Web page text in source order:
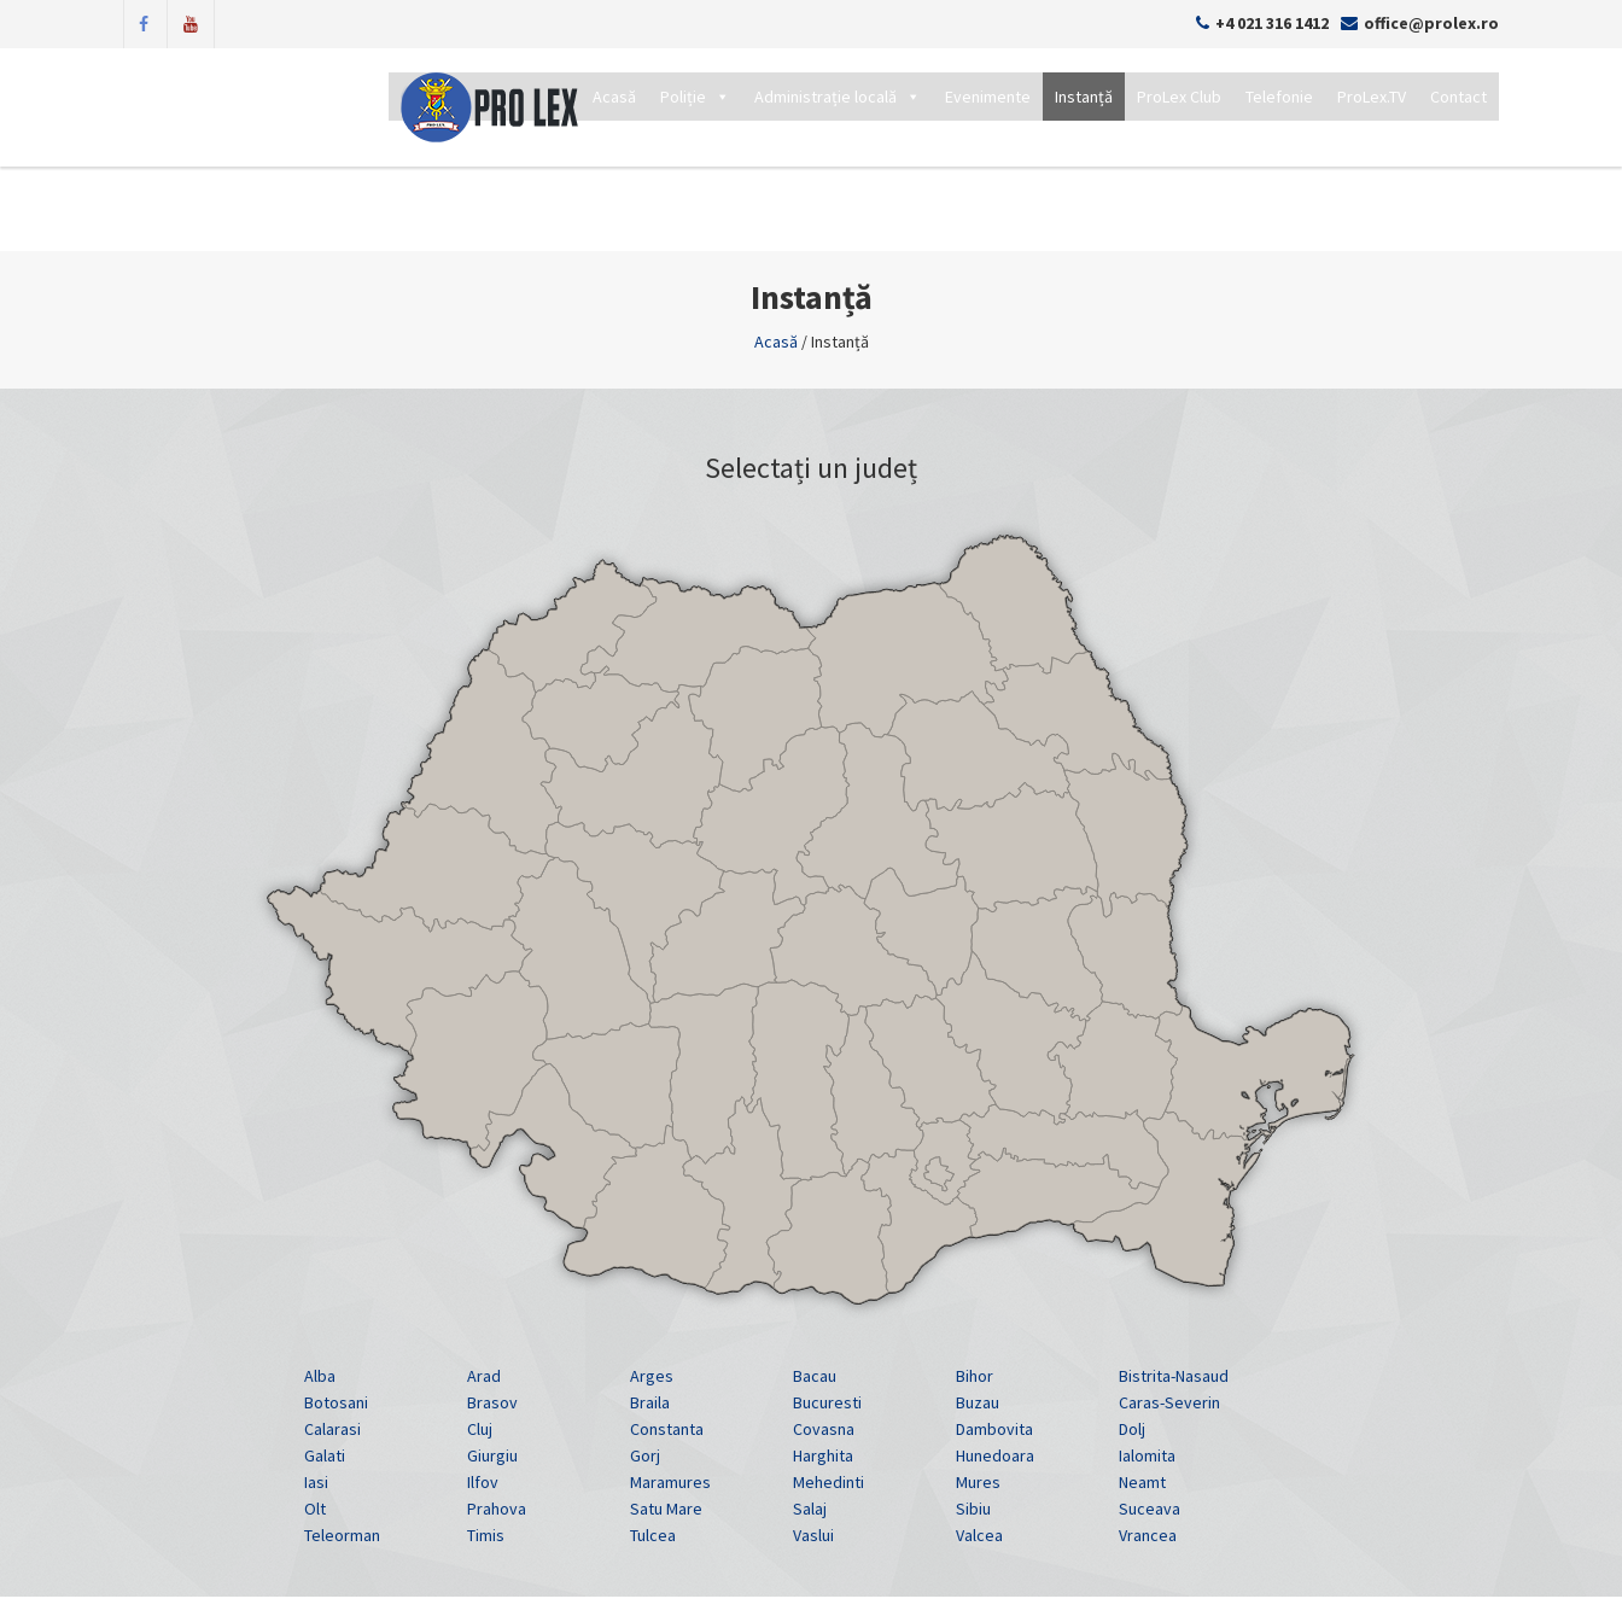
+4 021 316 1412 office@prolex.ro
Acasă Poliție Administrație locală Evenimente Instanță ProLex Club Telefonie ProLex.TV Contact
Instanță
Acasă /Instanță
Selectați un județ
Alba Arad Arges Bacau Bihor
Bistrita-Nasaud
Botosani
Brasov Braila Bucuresti Buzau
Caras-Severin
Calarasi
Cluj Constanta Covasna Dambovita
Dolj
Galati
Giurgiu Gorj Harghita Hunedoara
Ialomita
Iasi
Ilfov Maramures Mehedinti Mures
Neamt
Olt
Prahova Satu Mare Salaj Sibiu
Suceava
Teleorman
Timis Tulcea Vaslui Valcea Vrancea